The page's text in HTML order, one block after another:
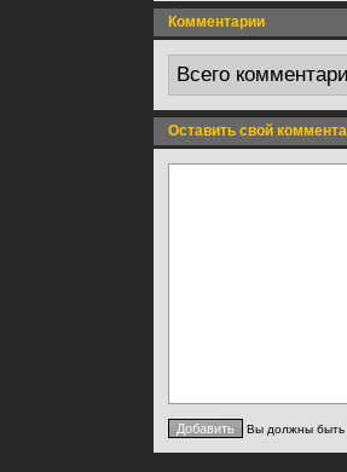
Комментарии
Всего
Оставить свой
Вы должны быть